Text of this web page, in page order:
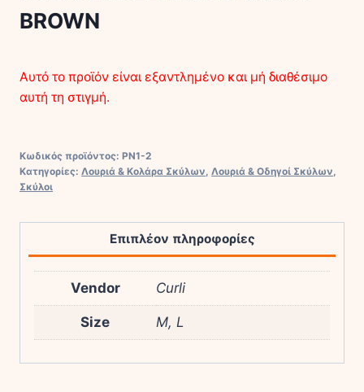
BROWN
Αυτό το προϊόν είναι εξαντλημένο και μή διαθέσιμο
αυτή τη στιγμή.
Κωδικός προϊόντος: PN1-2
Κατηγορίες: Λουριά & Κολάρα Σκύλων Λουριά & Οδηγοί Σκύλων
Σκύλοι
Επιπλέον πληροφορίες
Vendor Curli
Size M, L